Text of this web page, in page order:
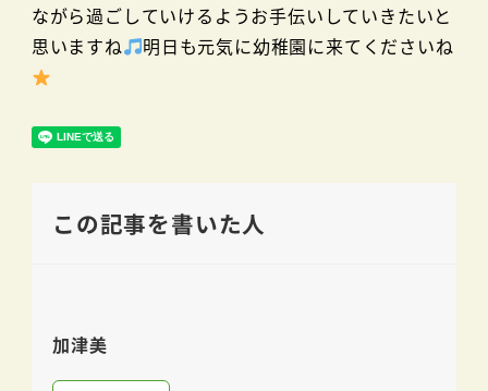
ながら過ごしていけるようお手伝いしていきたいと
思いますね
明日も元気に幼稚園に来てくださいね
この記事を書いた人
加津美